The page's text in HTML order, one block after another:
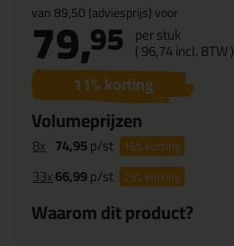
van89,50(adviesprijs) voor
79,95 per stuk
(96,74incl. BTW )
11% korting
Volumeprijzen
8x 74,95p/st 16%korting
33x66,99p/st 25%korting
Waarom dit product?